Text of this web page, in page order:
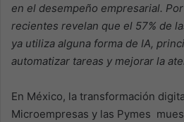
en el desempeño empresarial.
recientes revelan que el 57% de
ya utiliza alguna forma de IA,
automatizar tareas y mejorar la
En México, la transformación
Microempresas y las Pymes